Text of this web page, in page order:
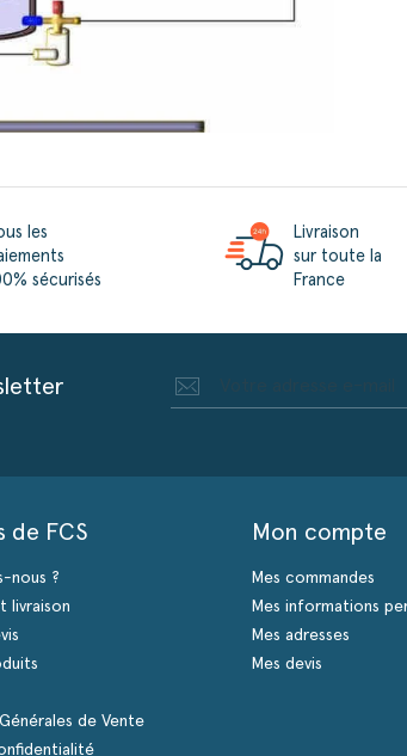
les
sécurisés
Livraison
sur toute la
France
de FCS
nous ?
livraison
de Vente
Mon compte
Mes commandes
Mes informations
Mes adresses
Mes devis